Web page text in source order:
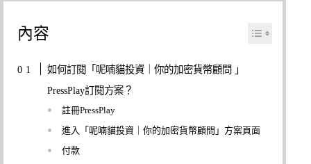
內容
如何訂閱「呢喃貓投資｜你的加密貨幣顧問 」
PressPlay訂閱方案？
註冊PressPlay
進入「呢喃貓投資｜你的加密貨幣顧問」方案頁面
付款